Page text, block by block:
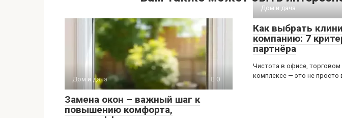
Дом и дача 0
Замена окон – важный шаг к
повышению комфорта,
Дом и дача
Как выбрать
компанию: 7
партнёра
Чистота в офисе, торговом
комплексе — это не просто